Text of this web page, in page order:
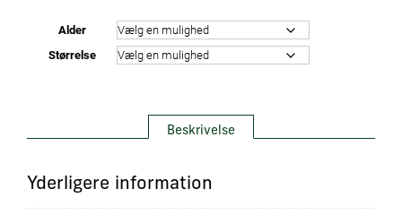
Alder
Størrelse
Beskrivelse
Yderligere information